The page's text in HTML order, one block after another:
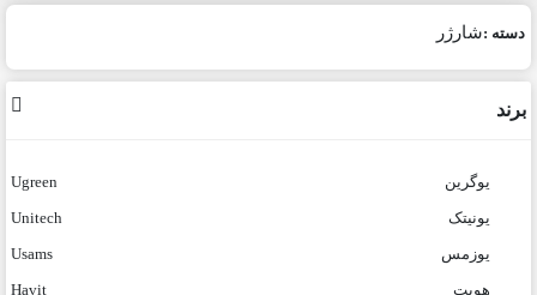
دسته :شارژر
برند
یوگرین
Ugreen
یونیتک
Unitech
یوزمس
Usams
هویت
Havit